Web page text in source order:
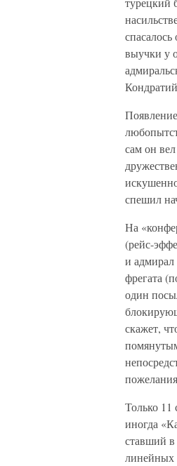
выучки у
сам он
спешил
На
(рейс-
и адмирал
фрегата
один
скажет,
Только
иногда
ставший
линейных